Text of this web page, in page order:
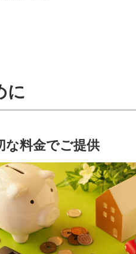
に
な料金でご提供